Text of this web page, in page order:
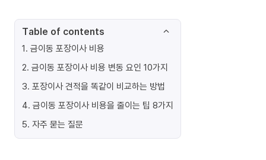
Table of contents
1. 금이동 포장이사 비용
2. 금이동 포장이사 비용 변동 요인 10가지
3. 포장이사 견적을 똑같이 비교하는 방법
4. 금이동 포장이사 비용을 줄이는 팁 8가지
5. 자주 묻는 질문